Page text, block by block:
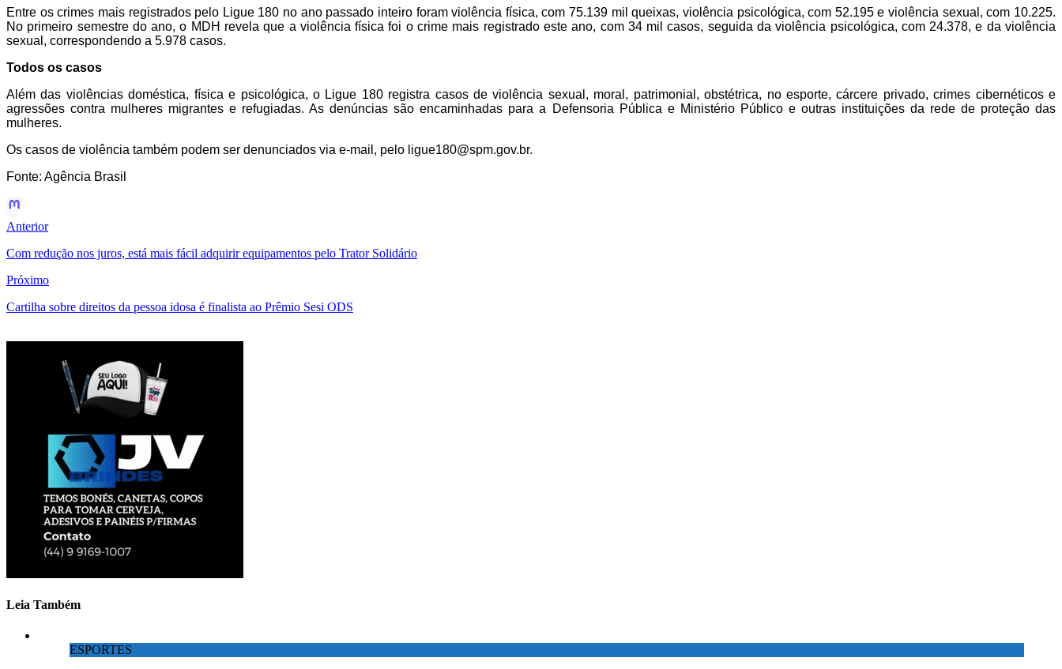
Entre os crimes mais registrados pelo Ligue 180 no ano passado inteiro foram violência física, com 75.139 mil queixas, violência psicológica, com 52.195 e violência sexual, com 10.225.
No primeiro semestre do ano, o MDH revela que a violência física foi o crime mais registrado este ano, com 34 mil casos, seguida da violência psicológica, com 24.378, e da violência
sexual, correspondendo a 5.978 casos.
Todos os casos
Além das violências doméstica, física e psicológica, o Ligue 180 registra casos de violência sexual, moral, patrimonial, obstétrica, no esporte, cárcere privado, crimes cibernéticos e
agressões contra mulheres migrantes e refugiadas. As denúncias são encaminhadas para a Defensoria Pública e Ministério Público e outras instituições da rede de proteção das
mulheres.
Os casos de violência também podem ser denunciados via e-mail, pelo ligue180@spm.gov.br.
Fonte: Agência Brasil
Anterior
Com redução nos juros, está mais fácil adquirir equipamentos pelo Trator Solidário
Próximo
Cartilha sobre direitos da pessoa idosa é finalista ao Prêmio Sesi ODS
Leia Também
ESPORTES